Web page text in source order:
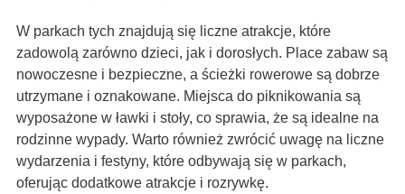
W parkach tych znajdują się liczne atrakcje, które
zadowolą zarówno dzieci, jak i dorosłych. Place zabaw są
nowoczesne i bezpieczne, a ścieżki rowerowe są dobrze
utrzymane i oznakowane. Miejsca do piknikowania są
wyposażone w ławki i stoły, co sprawia, że są idealne na
rodzinne wypady. Warto również zwrócić uwagę na liczne
wydarzenia i festyny, które odbywają się w parkach,
oferując dodatkowe atrakcje i rozrywkę.